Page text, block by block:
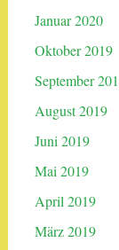
Januar 2020
Oktober 2019
September
August 2019
Juni 2019
Mai 2019
April 2019
März 2019